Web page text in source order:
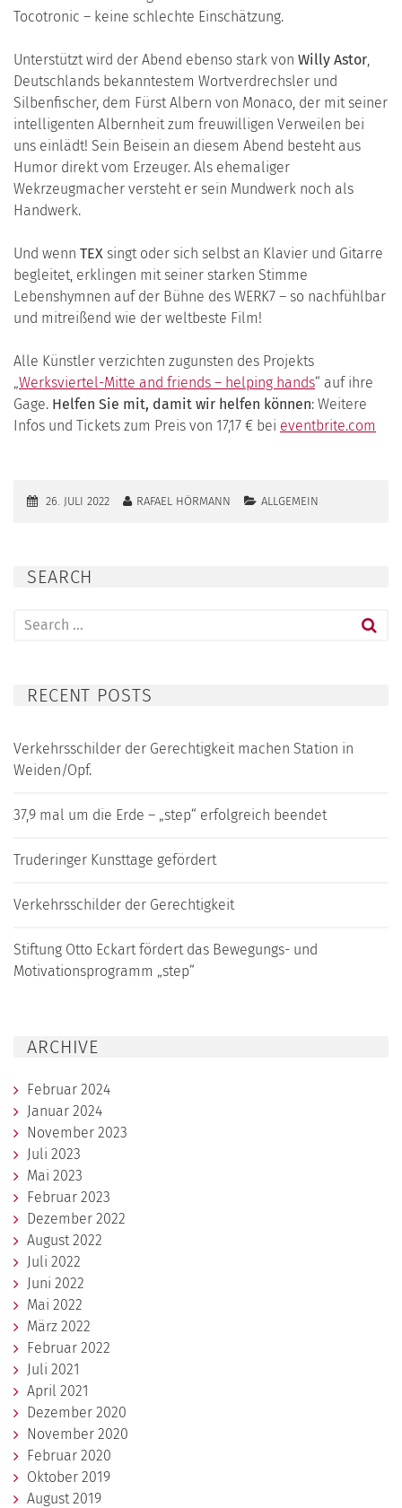
Tocotronic – keine schlechte Einschätzung.
Unterstützt wird der Abend ebenso stark von Willy Astor
Deutschlands bekanntestem Wortverdrechsler und
Silbenfischer, dem Fürst Albern von Monaco, der mit seiner
intelligenten Albernheit zum freuwilligen Verweilen bei
uns einlädt! Sein Beisein an diesem Abend besteht aus
Humor direkt vom Erzeuger. Als ehemaliger
Wekrzeugmacher versteht er sein Mundwerk noch als
Handwerk.
Und wenn TEX singt oder sich selbst an Klavier und Gitarre
begleitet, erklingen mit seiner starken Stimme
Lebenshymnen auf der Bühne des WERK7 – so nachfühlbar
und mitreißend wie der weltbeste Film!
Alle Künstler verzichten zugunsten des Projekts
„Werksviertel-Mitte and friends – helping hands“ auf ihre
Gage. Helfen Sie mit, damit wir helfen können: Weitere
Infos und Tickets zum Preis von 17,17 € bei eventbrite.com
26. JULI 2022 RAFAEL HÖRMANN ALLGEMEIN
SEARCH
Search
RECENT POSTS
Verkehrsschilder der Gerechtigkeit machen Station in
Weiden/Opf.
37,9 mal um die Erde – „step“ erfolgreich beendet
Truderinger Kunsttage gefördert
Verkehrsschilder der Gerechtigkeit
Stiftung Otto Eckart fördert das Bewegungs- und
Motivationsprogramm „step“
ARCHIVE
Februar 2024
Januar 2024
November 2023
Juli 2023
Mai 2023
Februar 2023
Dezember 2022
August 2022
Juli 2022
Juni 2022
Mai 2022
März 2022
Februar 2022
Juli 2021
April 2021
Dezember 2020
November 2020
Februar 2020
Oktober 2019
August 2019